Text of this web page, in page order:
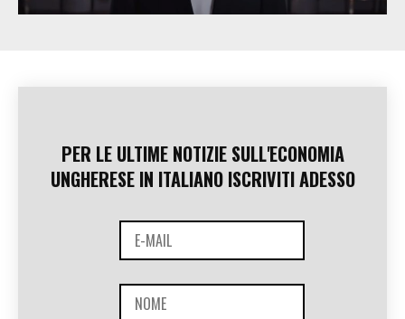
PER LE ULTIME NOTIZIE SULL'ECONOMIA
UNGHERESE IN ITALIANO ISCRIVITI ADESSO